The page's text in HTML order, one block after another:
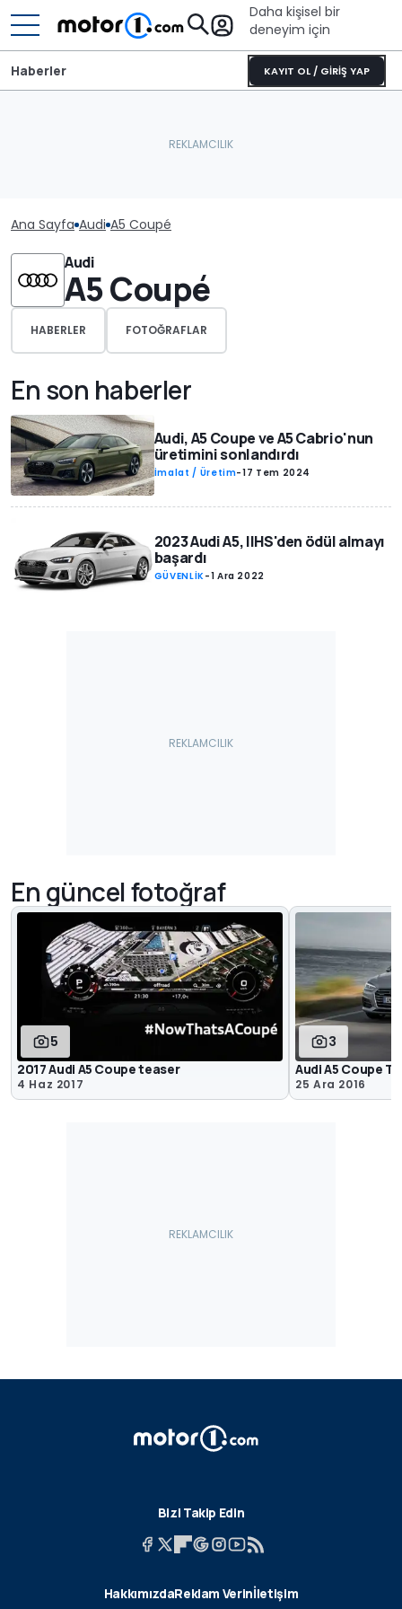
Daha kişisel bir
deneyim için
KAYIT OL / GİRİŞ YAP
Haberler
Ana Sayfa Audi A5 Coupé
Audi
A5 Coupé
HABERLER FOTOĞRAFLAR
En son haberler
Audi, A5 Coupe ve A5 Cabrio'nun
üretimini sonlandırdı
İmalat / Üretim-17 Tem 2024
2023 Audi A5, IIHS'den ödül almayı
başardı
GÜVENLİK-1 Ara 2022
En güncel fotoğraf
5
2017 Audi A5 Coupe teaser
4 Haz 2017
3
Audi A5 Coupe
25 Ara 2016
Bizi Takip Edin
HakkımızdaReklam Verinİletişim